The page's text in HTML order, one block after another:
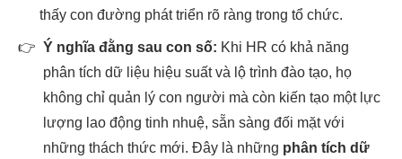
thấy con đường phát triển rõ ràng trong tổ chức.
👉 Ý nghĩa đằng sau con số: Khi HR có khả năng
phân tích dữ liệu hiệu suất và lộ trình đào tạo, họ
không chỉ quản lý con người mà còn kiến tạo một lực
lượng lao động tinh nhuệ, sẵn sàng đối mặt với
những thách thức mới. Đây là những phân tích dữ